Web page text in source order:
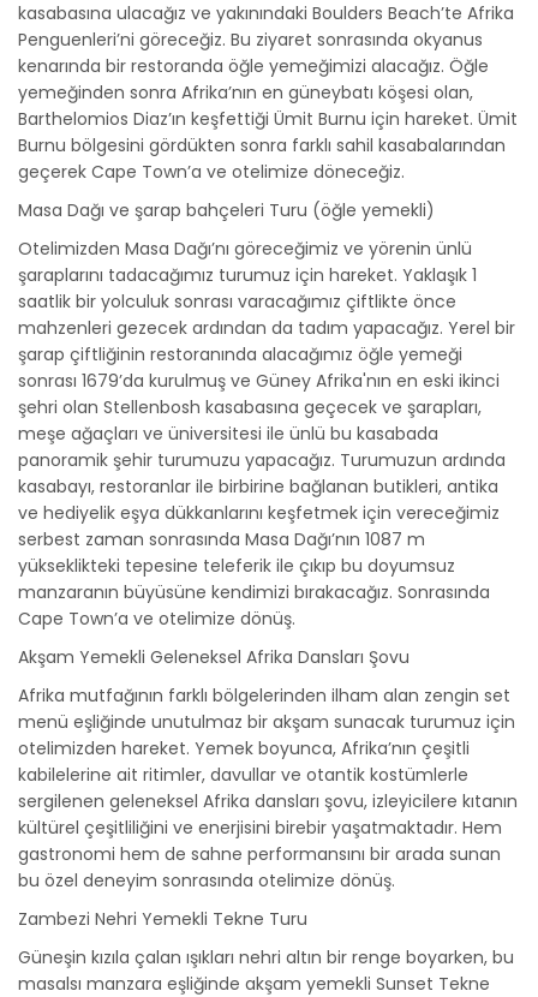
kasabasına ulacağız ve yakınındaki Boulders Beach’te Afrika
Penguenleri’ni göreceğiz. Bu ziyaret sonrasında okyanus
kenarında bir restoranda öğle yemeğimizi alacağız. Öğle
yemeğinden sonra Afrika’nın en güneybatı köşesi olan,
Barthelomios Diaz’ın keşfettiği Ümit Burnu için hareket. Ümit
Burnu bölgesini gördükten sonra farklı sahil kasabalarından
geçerek Cape Town’a ve otelimize döneceğiz.
Masa Dağı ve şarap bahçeleri Turu (öğle yemekli)
Otelimizden Masa Dağı’nı göreceğimiz ve yörenin ünlü
şaraplarını tadacağımız turumuz için hareket. Yaklaşık 1
saatlik bir yolculuk sonrası varacağımız çiftlikte önce
mahzenleri gezecek ardından da tadım yapacağız. Yerel bir
şarap çiftliğinin restoranında alacağımız öğle yemeği
sonrası 1679’da kurulmuş ve Güney Afrika'nın en eski ikinci
şehri olan Stellenbosh kasabasına geçecek ve şarapları,
meşe ağaçları ve üniversitesi ile ünlü bu kasabada
panoramik şehir turumuzu yapacağız. Turumuzun ardında
kasabayı, restoranlar ile birbirine bağlanan butikleri, antika
ve hediyelik eşya dükkanlarını keşfetmek için vereceğimiz
serbest zaman sonrasında Masa Dağı’nın 1087 m
yükseklikteki tepesine teleferik ile çıkıp bu doyumsuz
manzaranın büyüsüne kendimizi bırakacağız. Sonrasında
Cape Town’a ve otelimize dönüş.
Akşam Yemekli Geleneksel Afrika Dansları Şovu
Afrika mutfağının farklı bölgelerinden ilham alan zengin set
menü eşliğinde unutulmaz bir akşam sunacak turumuz için
otelimizden hareket. Yemek boyunca, Afrika’nın çeşitli
kabilelerine ait ritimler, davullar ve otantik kostümlerle
sergilenen geleneksel Afrika dansları şovu, izleyicilere kıtanın
kültürel çeşitliliğini ve enerjisini birebir yaşatmaktadır. Hem
gastronomi hem de sahne performansını bir arada sunan
bu özel deneyim sonrasında otelimize dönüş.
Zambezi Nehri Yemekli Tekne Turu
Güneşin kızıla çalan ışıkları nehri altın bir renge boyarken, bu
masalsı manzara eşliğinde akşam yemekli Sunset Tekne